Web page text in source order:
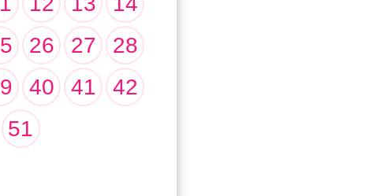
26 27
28
40 41
42
51